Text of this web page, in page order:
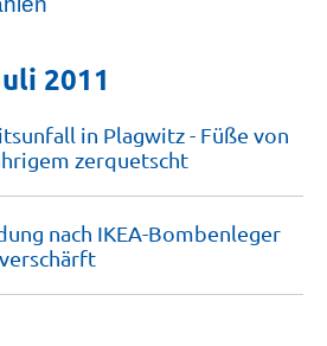
2011
in Plagwitz - Füße von
zerquetscht
nach IKEA-Bombenleger
verschärft